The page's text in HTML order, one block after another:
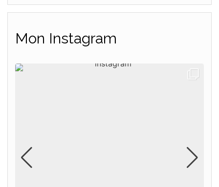
Mon Instagram